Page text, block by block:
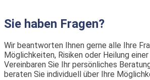
Sie haben Fragen?
Wir beantworten Ihnen gerne alle Ihre
Möglichkeiten, Risiken oder Heilung
Vereinbaren Sie Ihr persönliches
beraten Sie individuell über Ihre